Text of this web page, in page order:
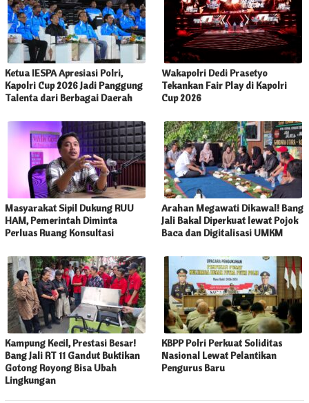
Ketua IESPA Apresiasi Polri,
Kapolri Cup 2026 Jadi Panggung
Talenta dari Berbagai Daerah
Wakapolri Dedi Prasetyo
Tekankan Fair Play di Kapolri
Cup 2026
Masyarakat Sipil Dukung RUU
HAM, Pemerintah Diminta
Perluas Ruang Konsultasi
Arahan Megawati Dikawal! Bang
Jali Bakal Diperkuat lewat Pojok
Baca dan Digitalisasi UMKM
Kampung Kecil, Prestasi Besar!
Bang Jali RT 11 Gandut Buktikan
Gotong Royong Bisa Ubah
Lingkungan
KBPP Polri Perkuat Soliditas
Nasional Lewat Pelantikan
Pengurus Baru